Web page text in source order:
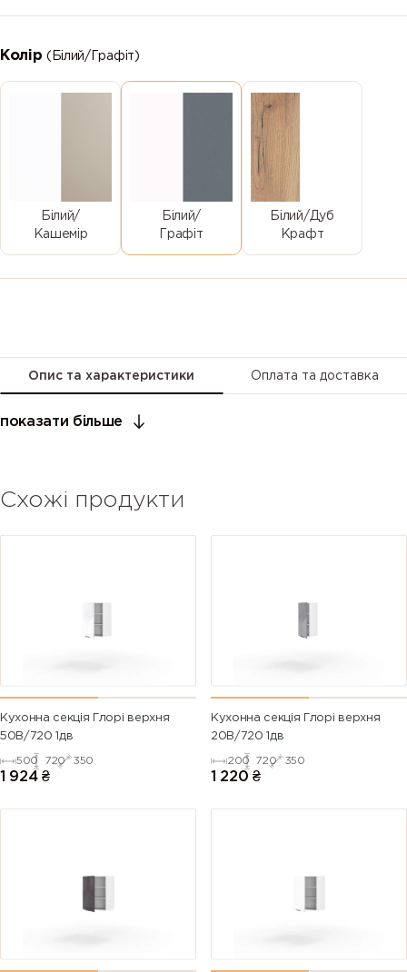
Колір(Білий/Графіт)
Білий/
Кашемір
Білий/
Графіт
Білий/Дуб
Крафт
Опис та характеристики Оплата та доставка
показати більше
Схожі продукти
Кухонна секція Глорі верхня
50В/720 1дв
500 720 350
1 924 ₴
Кухонна секція Глорі верхня
20В/720 1дв
200 720 350
1 220 ₴